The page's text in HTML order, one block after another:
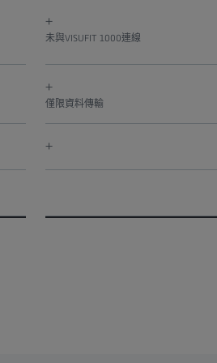
+
未與VISUFIT 1000連線
+
僅限資料傳輸
+